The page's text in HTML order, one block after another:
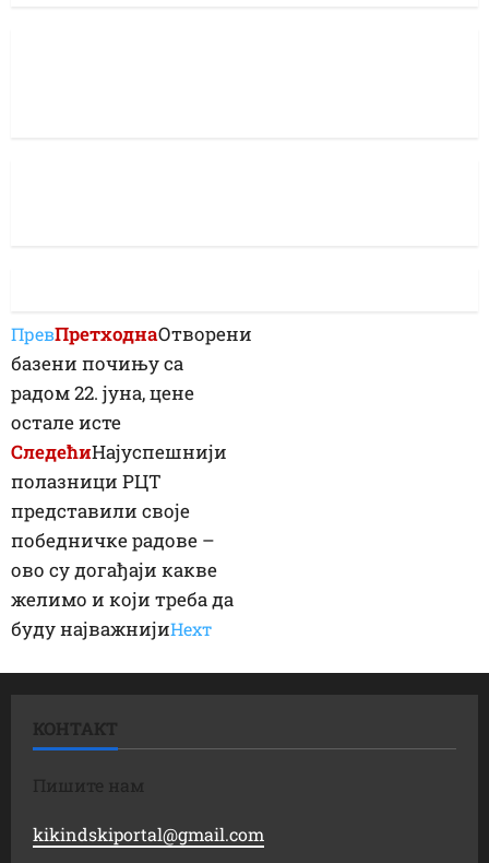
ПревПретходнаОтворени
базени почињу са
радом 22. јуна, цене
остале исте
СледећиНајуспешнији
полазници РЦТ
представили своје
победничке радове –
ово су догађаји какве
желимо и који треба да
буду најважнијиНеxт
КОНТАКТ
Пишите нам
kikindskiportal@gmail.com